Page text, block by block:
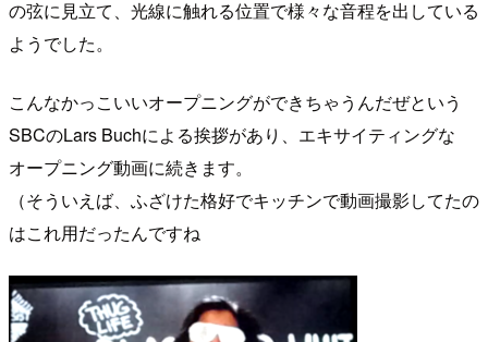
の弦に見立て、光線に触れる位置で様々な音程を出している
ようでした。
こんなかっこいいオープニングができちゃうんだぜという
SBCのLars Buchによる挨拶があり、エキサイティングな
オープニング動画に続きます。
（そういえば、ふざけた格好でキッチンで動画撮影してたの
はこれ用だったんですね